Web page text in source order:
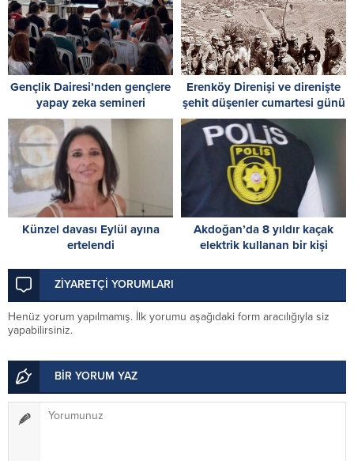
Gençlik Dairesi’nden gençlere
yapay zeka semineri
Erenköy Direnişi ve direnişte
şehit düşenler cumartesi günü
düzenlenecek törenle anılacak
Künzel davası Eylül ayına
ertelendi
Akdoğan’da 8 yıldır kaçak
elektrik kullanan bir kişi
ZİYARETÇİ YORUMLARI
Henüz yorum yapılmamış. İlk yorumu aşağıdaki form aracılığıyla siz
yapabilirsiniz.
BİR YORUM YAZ